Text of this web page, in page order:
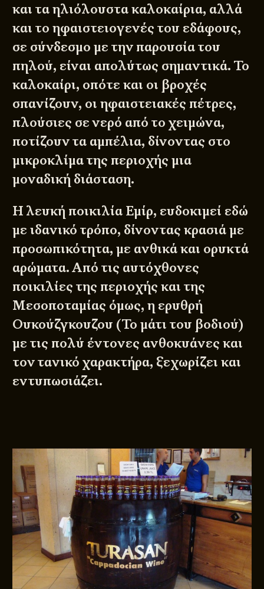
και τα ηλιόλουστα καλοκαίρια, αλλά
και το ηφαιστειογενές του εδάφους,
σε σύνδεσμο με την παρουσία του
πηλού, είναι απολύτως σημαντικά. Το
καλοκαίρι, οπότε και οι βροχές
σπανίζουν, οι ηφαιστειακές πέτρες,
πλούσιες σε νερό από το χειμώνα,
ποτίζουν τα αμπέλια, δίνοντας στο
μικροκλίμα της περιοχής μια
μοναδική διάσταση.
Η λευκή ποικιλία Εμίρ, ευδοκιμεί εδώ
με ιδανικό τρόπο, δίνοντας κρασιά με
προσωπικότητα, με ανθικά και ορυκτά
αρώματα. Από τις αυτόχθονες
ποικιλίες της περιοχής και της
Μεσοποταμίας όμως, η ερυθρή
Ουκούζγκουζου (Το μάτι του βοδιού)
με τις πολύ έντονες ανθοκυάνες και
τον τανικό χαρακτήρα, ξεχωρίζει και
εντυπωσιάζει.